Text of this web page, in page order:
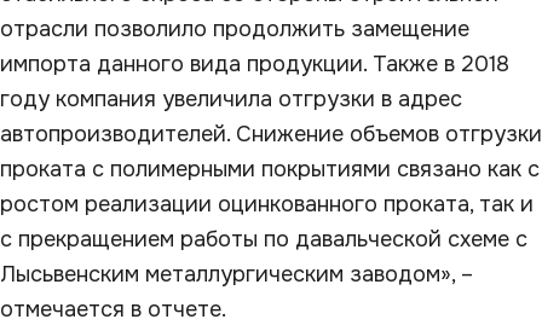
отрасли позволило продолжить замещение
импорта данного вида продукции. Также в 2018
году компания увеличила отгрузки в адрес
автопроизводителей. Снижение объемов отгрузки
проката с полимерными покрытиями связано как с
ростом реализации оцинкованного проката, так и
с прекращением работы по давальческой схеме с
Лысьвенским металлургическим заводом», –
отмечается в отчете.